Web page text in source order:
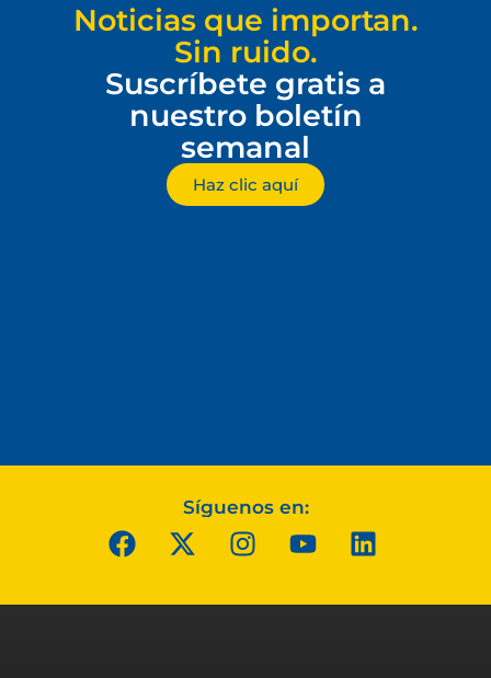
Noticias que importan.
Sin ruido.
Suscríbete gratis a
nuestro boletín
semanal
Haz clic aquí
Síguenos en: